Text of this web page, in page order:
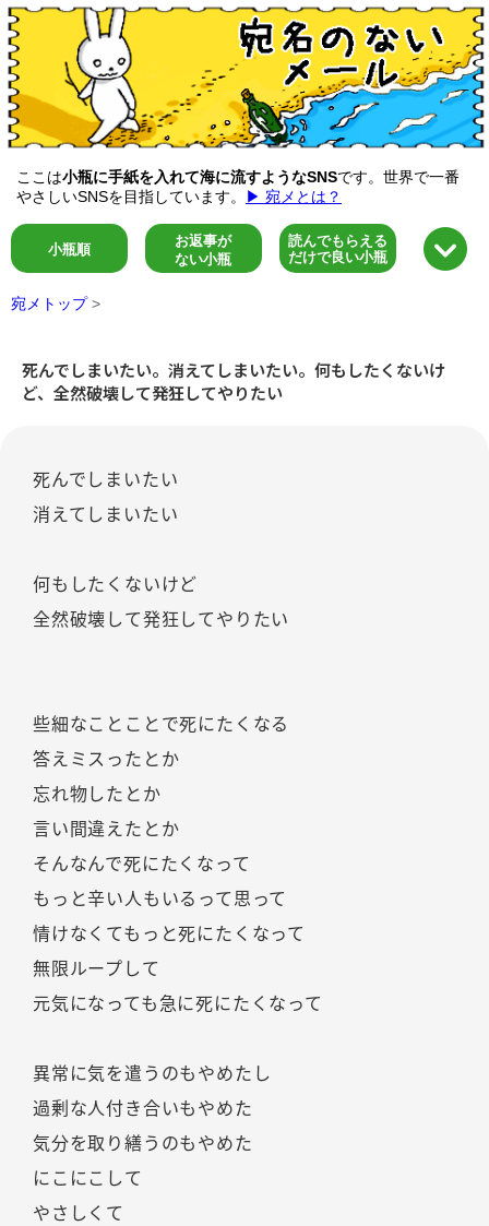
ここは小瓶に手紙を入れて海に流すようなSNSです。世界で一番
やさしいSNSを目指しています。
▶ 宛メとは？
小瓶順
お返事が
ない小瓶
読んでもらえる
だけで良い小瓶
宛メトップ >
死んでしまいたい。消えてしまいたい。何もしたくないけ
ど、全然破壊して発狂してやりたい
死んでしまいたい
消えてしまいたい
何もしたくないけど
全然破壊して発狂してやりたい
些細なことことで死にたくなる
答えミスったとか
忘れ物したとか
言い間違えたとか
そんなんで死にたくなって
もっと辛い人もいるって思って
情けなくてもっと死にたくなって
無限ループして
元気になっても急に死にたくなって
異常に気を遣うのもやめたし
過剰な人付き合いもやめた
気分を取り繕うのもやめた
にこにこして
やさしくて